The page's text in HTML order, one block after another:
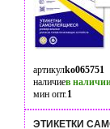
артикулko065751
наличиев
мин опт.1
ЭТИКЕТКИ